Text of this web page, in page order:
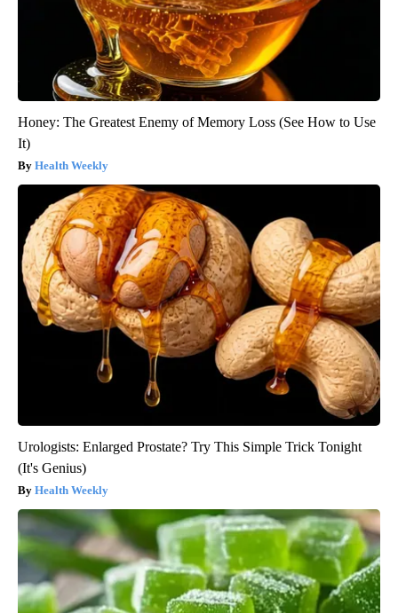
Honey: The Greatest Enemy of Memory Loss (See How to Use
It)
Health Weekly
Urologists: Enlarged Prostate? Try This Simple Trick Tonight
(It's Genius)
Health Weekly